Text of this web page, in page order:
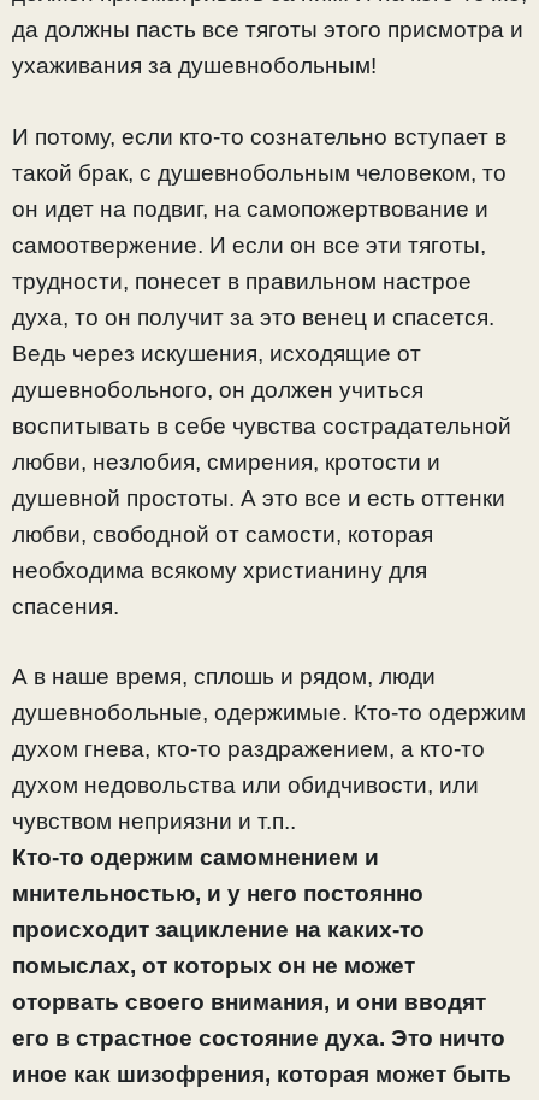
да должны пасть все тяготы этого присмотра и
ухаживания за душевнобольным!
И потому, если кто-то сознательно вступает в
такой брак, с душевнобольным человеком, то
он идет на подвиг, на самопожертвование и
самоотвержение. И если он все эти тяготы,
трудности, понесет в правильном настрое
духа, то он получит за это венец и спасется.
Ведь через искушения, исходящие от
душевнобольного, он должен учиться
воспитывать в себе чувства сострадательной
любви, незлобия, смирения, кротости и
душевной простоты. А это все и есть оттенки
любви, свободной от самости, которая
необходима всякому христианину для
спасения.
А в наше время, сплошь и рядом, люди
душевнобольные, одержимые. Кто-то одержим
духом гнева, кто-то раздражением, а кто-то
духом недовольства или обидчивости, или
чувством неприязни и т.п..
Кто-то одержим самомнением и
мнительностью, и у него постоянно
происходит зацикление на каких-то
помыслах, от которых он не может
оторвать своего внимания, и они вводят
его в страстное состояние духа. Это ничто
иное как шизофрения, которая может быть